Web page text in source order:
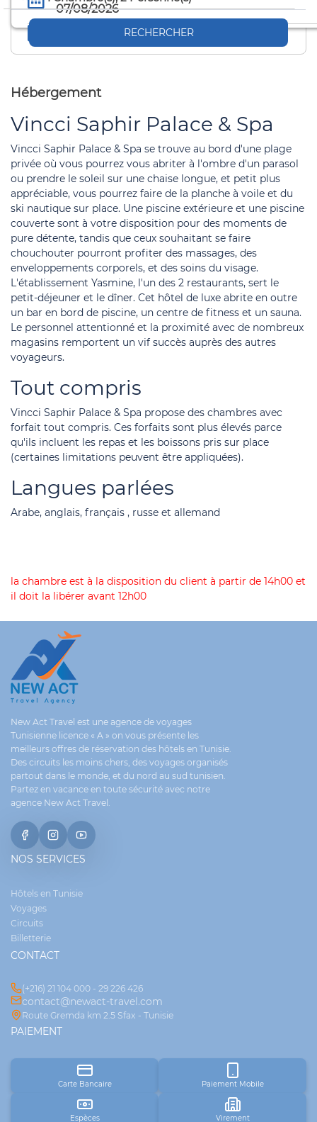
07/08/2026
RECHERCHER
Hébergement
Vincci Saphir Palace & Spa
Vincci Saphir Palace & Spa se trouve au bord d'une plage
privée où vous pourrez vous abriter à l'ombre d'un parasol
ou prendre le soleil sur une chaise longue, et petit plus
appréciable, vous pourrez faire de la planche à voile et du
ski nautique sur place. Une piscine extérieure et une piscine
couverte sont à votre disposition pour des moments de
pure détente, tandis que ceux souhaitant se faire
chouchouter pourront profiter des massages, des
enveloppements corporels, et des soins du visage.
L'établissement Yasmine, l'un des 2 restaurants, sert le
petit-déjeuner et le dîner. Cet hôtel de luxe abrite en outre
un bar en bord de piscine, un centre de fitness et un sauna.
Le personnel attentionné et la proximité avec de nombreux
magasins remportent un vif succès auprès des autres
voyageurs.
Tout compris
Vincci Saphir Palace & Spa propose des chambres avec
forfait tout compris. Ces forfaits sont plus élevés parce
qu'ils incluent les repas et les boissons pris sur place
(certaines limitations peuvent être appliquées).
Langues parlées
Arabe, anglais, français , russe et allemand
la chambre est à la disposition du client à partir de 14h00 et
il doit la libérer avant 12h00
New Act Travel est une agence de voyages
Tunisienne licence « A » on vous présente les
meilleurs offres de réservation des hôtels en Tunisie.
Des circuits les moins chers, des voyages organisés
partout dans le monde, et du nord au sud tunisien.
Partez en vacance en toute sécurité avec notre
agence New Act Travel.
NOS SERVICES
Hôtels en Tunisie
Voyages
Circuits
Billetterie
CONTACT
(+216) 21 104 000 - 29 226 426
contact@newact-travel.com
Route Gremda km 2.5 Sfax - Tunisie
PAIEMENT
Carte Bancaire Paiement Mobile
Espèces Virement